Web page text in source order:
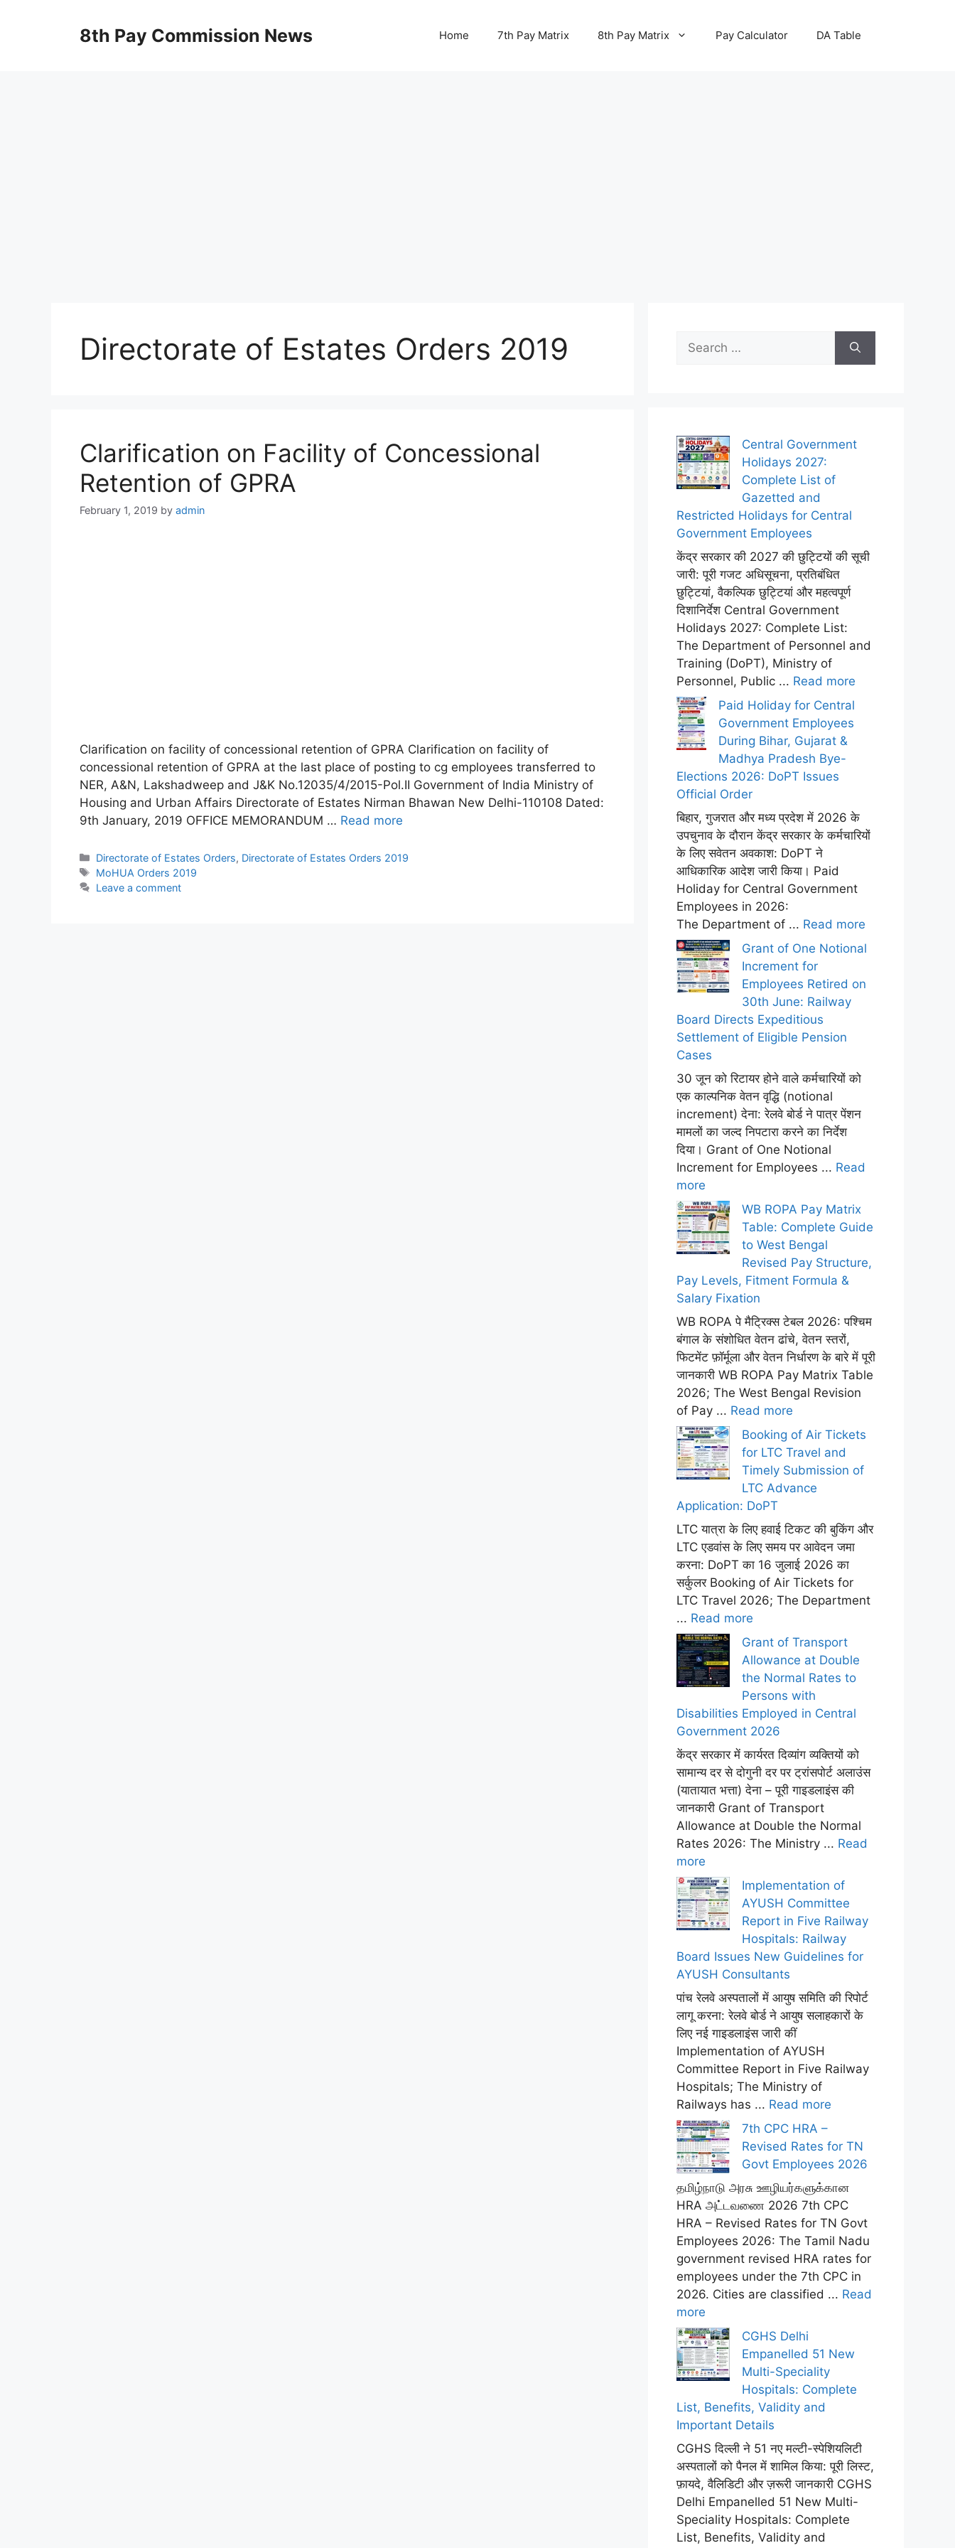
8th Pay Commission News Home 7th Pay Matrix 8th Pay Matrix Pay Calculator DA Table
Directorate of Estates Orders 2019
Clarification on Facility of Concessional
Retention of GPRA
February 1, 2019 by admin
Clarification on facility of concessional retention of GPRA Clarification on facility of
concessional retention of GPRA at the last place of posting to cg employees transferred to
NER, A&N, Lakshadweep and J&K No.12035/4/2015-Pol.II Government of India Ministry of
Housing and Urban Affairs Directorate of Estates Nirman Bhawan New Delhi-110108 Dated:
9th January, 2019 OFFICE MEMORANDUM … Read more
Categories
Directorate of Estates Orders, Directorate of Estates Orders 2019
Tags
MoHUA Orders 2019
Leave a comment
for:
Central Government
Holidays 2027:
Complete List of
Gazetted and
Restricted Holidays for Central
Government Employees
केंद्र सरकार की 2027 की छुट्टियों की सूची
जारी: पूरी गजट अधिसूचना, प्रतिबंधित
छुट्टियां, वैकल्पिक छुट्टियां और महत्वपूर्ण
दिशानिर्देश Central Government
Holidays 2027: Complete List:
The Department of Personnel and
Training (DoPT), Ministry of
Personnel, Public ... Read more
Paid Holiday for Central
Government Employees
During Bihar, Gujarat &
Madhya Pradesh Bye-
Elections 2026: DoPT Issues
Official Order
बिहार, गुजरात और मध्य प्रदेश में 2026 के
उपचुनाव के दौरान केंद्र सरकार के कर्मचारियों
के लिए सवेतन अवकाश: DoPT ने
आधिकारिक आदेश जारी किया। Paid
Holiday for Central Government
Employees in 2026:
The Department of ... Read more
Grant of One Notional
Increment for
Employees Retired on
30th June: Railway
Board Directs Expeditious
Settlement of Eligible Pension
Cases
30 जून को रिटायर होने वाले कर्मचारियों को
एक काल्पनिक वेतन वृद्धि (notional
increment) देना: रेलवे बोर्ड ने पात्र पेंशन
मामलों का जल्द निपटारा करने का निर्देश
दिया। Grant of One Notional
Increment for Employees ... Read
more
WB ROPA Pay Matrix
Table: Complete Guide
to West Bengal
Revised Pay Structure,
Pay Levels, Fitment Formula &
Salary Fixation
WB ROPA पे मैट्रिक्स टेबल 2026: पश्चिम
बंगाल के संशोधित वेतन ढांचे, वेतन स्तरों,
फिटमेंट फ़ॉर्मूला और वेतन निर्धारण के बारे में पूरी
जानकारी WB ROPA Pay Matrix Table
2026; The West Bengal Revision
of Pay ... Read more
Booking of Air Tickets
for LTC Travel and
Timely Submission of
LTC Advance
Application: DoPT
LTC यात्रा के लिए हवाई टिकट की बुकिंग और
LTC एडवांस के लिए समय पर आवेदन जमा
करना: DoPT का 16 जुलाई 2026 का
सर्कुलर Booking of Air Tickets for
LTC Travel 2026; The Department
... Read more
Grant of Transport
Allowance at Double
the Normal Rates to
Persons with
Disabilities Employed in Central
Government 2026
केंद्र सरकार में कार्यरत दिव्यांग व्यक्तियों को
सामान्य दर से दोगुनी दर पर ट्रांसपोर्ट अलाउंस
(यातायात भत्ता) देना – पूरी गाइडलाइंस की
जानकारी Grant of Transport
Allowance at Double the Normal
Rates 2026: The Ministry ... Read
more
Implementation of
AYUSH Committee
Report in Five Railway
Hospitals: Railway
Board Issues New Guidelines for
AYUSH Consultants
पांच रेलवे अस्पतालों में आयुष समिति की रिपोर्ट
लागू करना: रेलवे बोर्ड ने आयुष सलाहकारों के
लिए नई गाइडलाइंस जारी कीं
Implementation of AYUSH
Committee Report in Five Railway
Hospitals; The Ministry of
Railways has ... Read more
7th CPC HRA –
Revised Rates for TN
Govt Employees 2026
தமிழ்நாடு அரசு ஊழியர்களுக்கான
HRA அட்டவணை 2026 7th CPC
HRA – Revised Rates for TN Govt
Employees 2026: The Tamil Nadu
government revised HRA rates for
employees under the 7th CPC in
2026. Cities are classified ... Read
more
CGHS Delhi
Empanelled 51 New
Multi-Speciality
Hospitals: Complete
List, Benefits, Validity and
Important Details
CGHS दिल्ली ने 51 नए मल्टी-स्पेशियलिटी
अस्पतालों को पैनल में शामिल किया: पूरी लिस्ट,
फ़ायदे, वैलिडिटी और ज़रूरी जानकारी CGHS
Delhi Empanelled 51 New Multi-
Speciality Hospitals: Complete
List, Benefits, Validity and